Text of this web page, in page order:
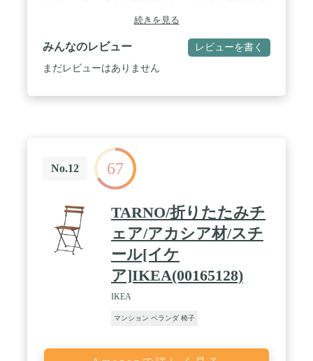
うことができます。また、柔らかい座布団も付属し
て、椅子の快適性においてもまったく劣らない。 /
[優雅な小テーブル]:テーブルには、小さな植木鉢な
どのアクセサリーを置くことができます。また、読
書中や友人との会話中に、携帯電話や果物皿などを
な状態を保つことができます。 / [幅広い用途]この
組み合わせは、二つの籐椅子と一つのテーブルで構
成されます。プールサイド、庭、ポーチやベランダ
などいろいろな場所で応用できます。自由に場所を
選ぶことで、余暇時間にもっとリラックスして休む
ことができ、もっと快適な体験をもたらします。 /
[一年保証と無料アフターサービス]お客様に末長く
安心してご愛用頂けるように、商品に一年保証をご
用意しております。また商品は何か問題があったら
時間以内に返信してお客様に満足していただけるア
フターサービスを提供します。
続きを見る
みんなのレビュー レビューを書く
まだレビューはありません
No.12 67
TARNO/折りたたみチ
ェア/アカシア材/スチ
ール[イケ
ア]IKEA(00165128)
IKEA
マンション ベランダ 椅子